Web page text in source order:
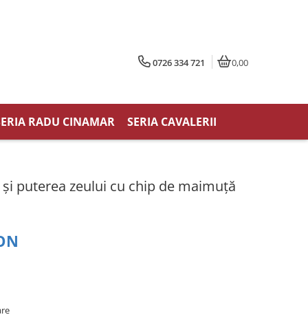
0726 334 721 0,00
RADU CINAMAR SERIA CAVALERII
puterea zeului cu chip de maimuță